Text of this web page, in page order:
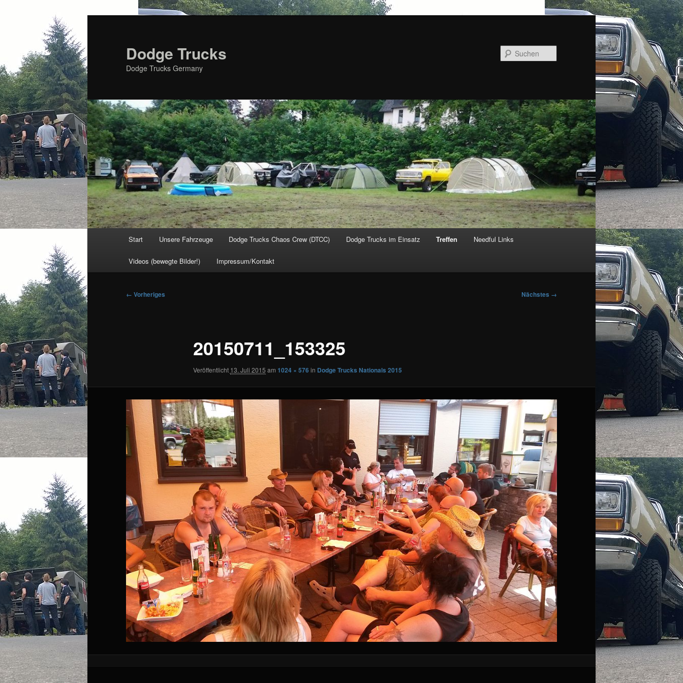
springen
Dodge Trucks
Dodge Trucks Germany
Start Unsere Fahrzeuge Dodge Trucks Chaos Crew (DTCC) Dodge Trucks im Einsatz Treffen Needful Links
Videos (bewegte Bilder!) Impressum/Kontakt
Bilder-
← Vorheriges Nächstes →
20150711_153325
Veröffentlicht 13. Juli 2015 am 1024 × 576 in Dodge Trucks Nationals 2015